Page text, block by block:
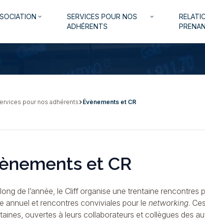
keyboard_arrow_down
SERVICES POUR NOS
ADHÉRENTS
keyboard_arrow_down
pour nos adhérents Évènements et CR
et CR
de l’année, le Cliff organise une trentaine
annuel et rencontres conviviales pour le networking.
ouvertes à leurs collaborateurs et collègues des